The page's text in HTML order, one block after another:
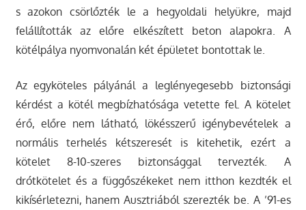
s azokon csörlőzték le a hegyoldali helyükre, majd
felállították az előre elkészített beton alapokra. A
kötélpálya nyomvonalán két épületet bontottak le.
Az egyköteles pályánál a leglényegesebb biztonsági
kérdést a kötél megbízhatósága vetette fel. A kötelet
érő, előre nem látható, lökésszerű igénybevételek a
normális terhelés kétszeresét is kitehetik, ezért a
kötelet 8-10-szeres biztonsággal tervezték. A
drótkötelet és a függőszékeket nem itthon kezdték el
kikísérletezni, hanem Ausztriából szerezték be. A ’91-es